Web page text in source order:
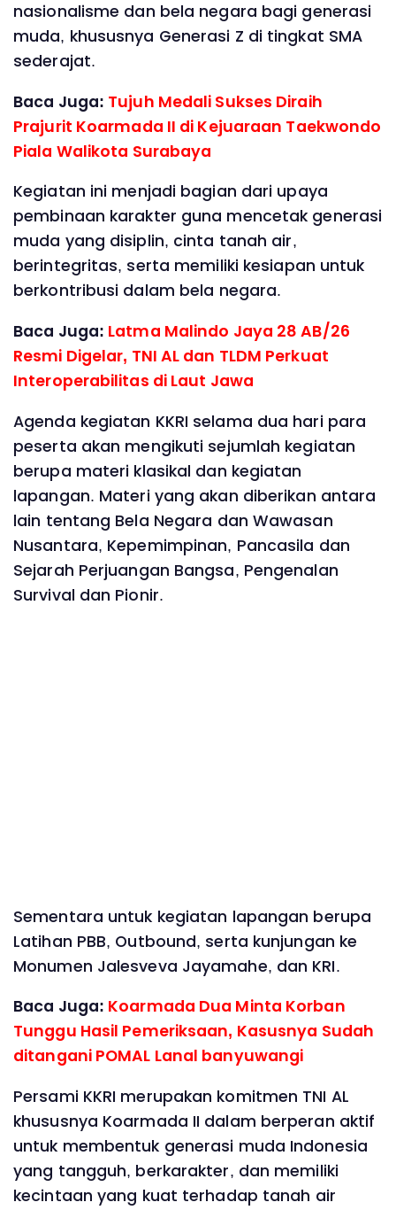
nasionalisme dan bela negara bagi generasi
muda, khususnya Generasi Z di tingkat SMA
sederajat.
Baca Juga: Tujuh Medali Sukses Diraih
Prajurit Koarmada II di Kejuaraan Taekwondo
Piala Walikota Surabaya
Kegiatan ini menjadi bagian dari upaya
pembinaan karakter guna mencetak generasi
muda yang disiplin, cinta tanah air,
berintegritas, serta memiliki kesiapan untuk
berkontribusi dalam bela negara.
Baca Juga: Latma Malindo Jaya 28 AB/26
Resmi Digelar, TNI AL dan TLDM Perkuat
Interoperabilitas di Laut Jawa
Agenda kegiatan KKRI selama dua hari para
peserta akan mengikuti sejumlah kegiatan
berupa materi klasikal dan kegiatan
lapangan. Materi yang akan diberikan antara
lain tentang Bela Negara dan Wawasan
Nusantara, Kepemimpinan, Pancasila dan
Sejarah Perjuangan Bangsa, Pengenalan
Survival dan Pionir.
Sementara untuk kegiatan lapangan berupa
Latihan PBB, Outbound, serta kunjungan ke
Monumen Jalesveva Jayamahe, dan KRI.
Baca Juga: Koarmada Dua Minta Korban
Tunggu Hasil Pemeriksaan, Kasusnya Sudah
ditangani POMAL Lanal banyuwangi
Persami KKRI merupakan komitmen TNI AL
khususnya Koarmada II dalam berperan aktif
untuk membentuk generasi muda Indonesia
yang tangguh, berkarakter, dan memiliki
kecintaan yang kuat terhadap tanah air